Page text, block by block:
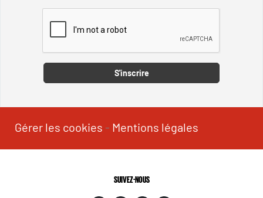
S'inscrire
Gérer les cookies - Mentions légales
SUIVEZ-NOUS